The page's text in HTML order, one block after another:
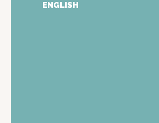
ENGLISH